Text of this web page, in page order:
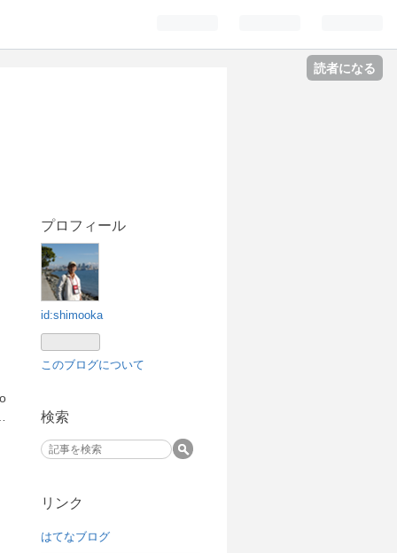
読者になる
プロフィール
id:shimooka
このブログについて
検索
リンク
はてなブログ